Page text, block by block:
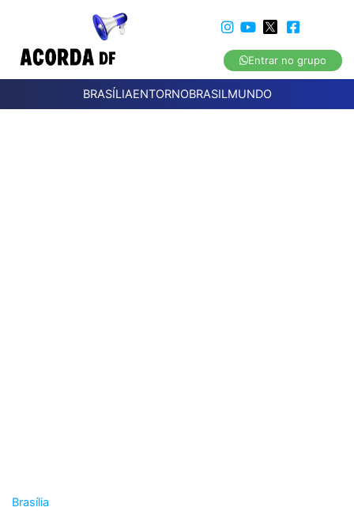
Entrar no grupo
BRASÍLIAENTORNOBRASILMUNDO
Brasília